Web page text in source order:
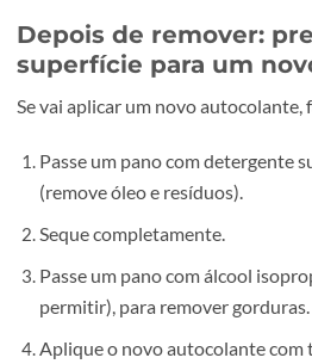
Álcool isopropílico em
Humedeça o pano com álcool e
processo.
Fita-cola para levantar
Em resíduos pequenos e
fita-cola forte e puxar. Não é